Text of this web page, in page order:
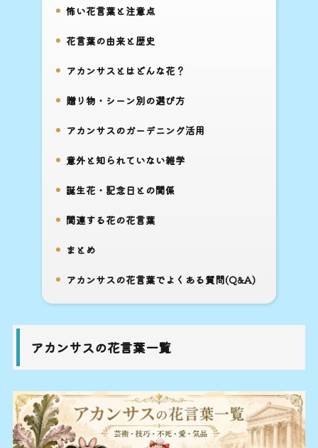
2.
怖い花言葉と注意点
3.花言葉の由来と歴史
4.アカンサスとはどんな花？
5.
贈り物・シーン別の選び方
6.アカンサスのガーデニング活用
7.意外と知られていない雑学
8.
誕生花・記念日との関係
9.
関連する花の花言葉
10.
まとめ
11.
アカンサスの花言葉でよくある質問(Q&A)
アカンサスの花言葉一覧